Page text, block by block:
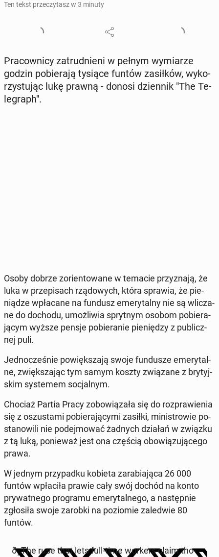
Ten tekst przeczytasz w 3 minuty
Pra­cow­ni­cy za­trud­nie­ni w pełnym wy­mia­rze
godzin po­bie­ra­ją tysiące funtów za­sił­ków, wy­ko­
rzy­stu­jąc lukę prawną - donosi dzien­nik "The Te­
le­graph".
Osoby dobrze zo­rien­to­wa­ne w temacie przy­zna­ją, że
luka w prze­pi­sach rzą­do­wych, która sprawia, że pie­
nią­dze wpła­ca­ne na fundusz eme­ry­tal­ny nie są wli­cza­
ne do dochodu, umoż­li­wia spryt­nym osobom po­bie­ra­
ją­cym wyższe pensje po­bie­ra­nie pie­nię­dzy z pu­blicz­
nej puli.
Jed­no­cze­śnie po­więk­sza­ją swoje fun­du­sze eme­ry­tal­
ne, zwięk­sza­jąc tym samym koszty zwią­za­ne z bry­tyj­
skim sys­te­mem so­cjal­nym.
Chociaż Partia Pracy zo­bo­wią­za­ła się do roz­pra­wie­nia
się z oszu­sta­mi po­bie­ra­ją­cy­mi zasiłki, mi­ni­stro­wie po­
sta­no­wi­li nie po­dej­mo­wać żadnych działań w związku
z tą luką, po­nie­waż jest ona częścią obo­wią­zu­ją­ce­go
prawa.
W jednym przy­pad­ku kobieta za­ra­bia­ją­ca 26 000
funtów wpła­ci­ła prawie cały swój dochód na konto
pry­wat­ne­go pro­gra­mu eme­ry­tal­ne­go, a na­stęp­nie
zgło­si­ła swoje zarobki na po­zio­mie za­le­d­wie 80
funtów.
ð¸ The ruse that lets full-time workers claim tho­